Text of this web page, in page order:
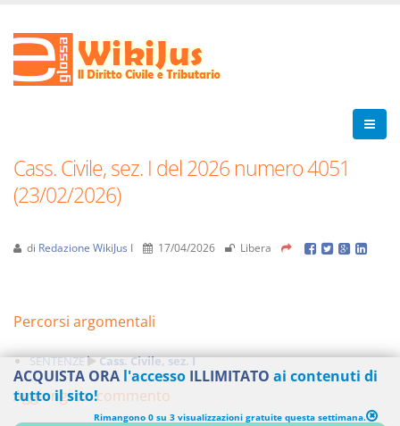
Cass. Civile, sez. I del 2026 numero 4051
(23/02/2026)
di Redazione WikiJus I 17/04/2026 Libera
Percorsi argomentali
SENTENZE Cass. Civile, sez. I
Aggiungi un commento
ACQUISTA ORA l'accesso ILLIMITATO ai contenuti di
tutto il sito!
Rimangono 0 su 3 visualizzazioni gratuite questa settimana.